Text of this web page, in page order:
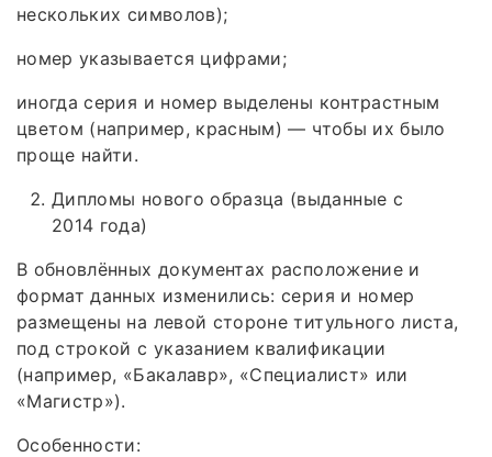
нескольких символов);
номер указывается цифрами;
иногда серия и номер выделены контрастным
цветом (например, красным) — чтобы их было
проще найти.
Дипломы нового образца (выданные с
2014 года)
В обновлённых документах расположение и
формат данных изменились: серия и номер
размещены на левой стороне титульного листа,
под строкой с указанием квалификации
(например, «Бакалавр», «Специалист» или
«Магистр»).
Особенности: